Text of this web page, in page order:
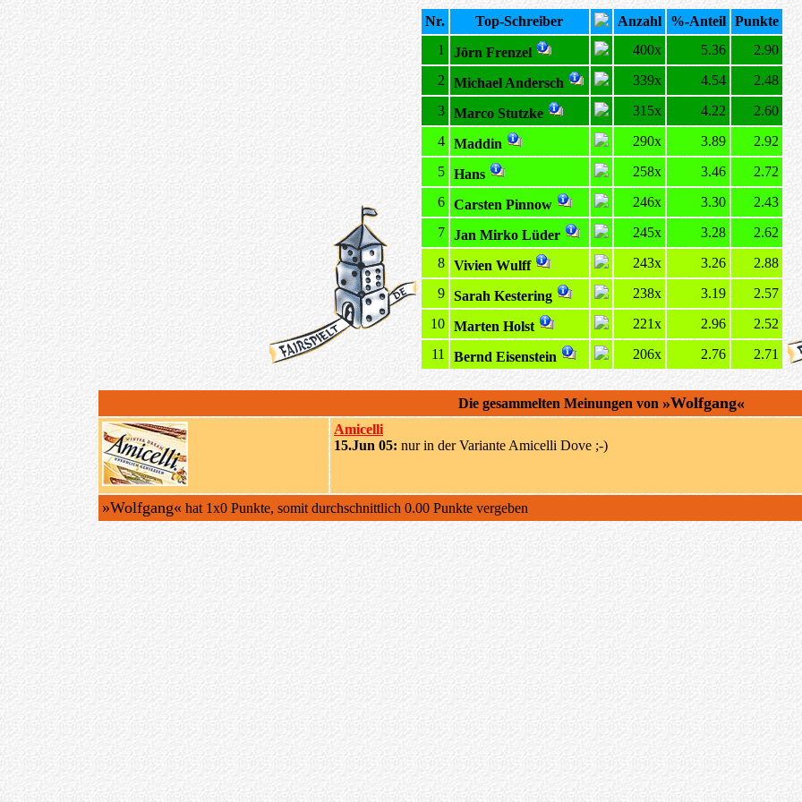
Nr. Top-Schreiber Anzahl %-Anteil
Punkte
1
Jörn Frenzel 400x 5.36
2.90
2
Michael Andersch 339x 4.54
2.48
3
Marco Stutzke 315x 4.22
2.60
4
Maddin 290x 3.89
2.92
5
Hans 258x 3.46
2.72
6
Carsten Pinnow 246x 3.30
2.43
7
Jan Mirko Lüder 245x 3.28
2.62
8
Vivien Wulff 243x 3.26
2.88
9
Sarah Kestering 238x 3.19
2.57
10
Marten Holst 221x 2.96
2.52
11
Bernd Eisenstein 206x 2.76 2.71
Die gesammelten Meinungen von »Wolfgang«
Amicelli
15.Jun 05: nur in der Variante Amicelli Dove ;-)
»Wolfgang« hat 1x0 Punkte, somit durchschnittlich 0.00 Punkte vergeben